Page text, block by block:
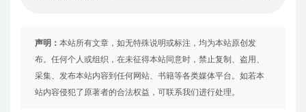
声明： 本站所有文章，如无特殊说明或标注，均为本站原创发
布。任何个人或组织，在未征得本站同意时，禁止复制、盗用、
采集、发布本站内容到任何网站、书籍等各类媒体平台。如若本
站内容侵犯了原著者的合法权益，可联系我们进行处理。